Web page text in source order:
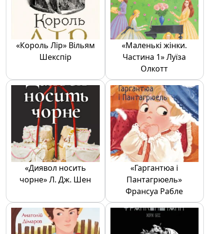
«Король Лір» Вільям
Шекспір
«Маленькі жінки.
Частина 1» Луїза
Олкотт
«Диявол носить
чорне» Л. Дж. Шен
«Гаргантюа і
Пантагрюель»
Франсуа Рабле